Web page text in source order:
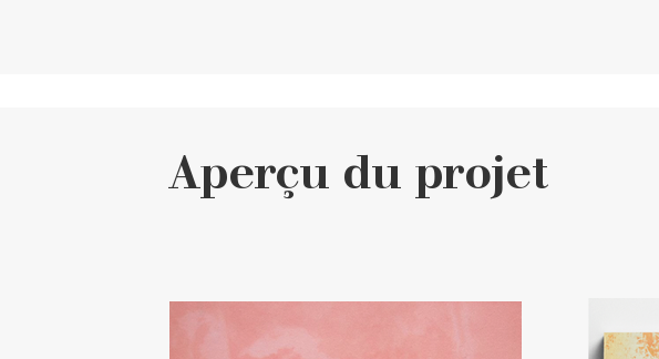
Aperçu du projet